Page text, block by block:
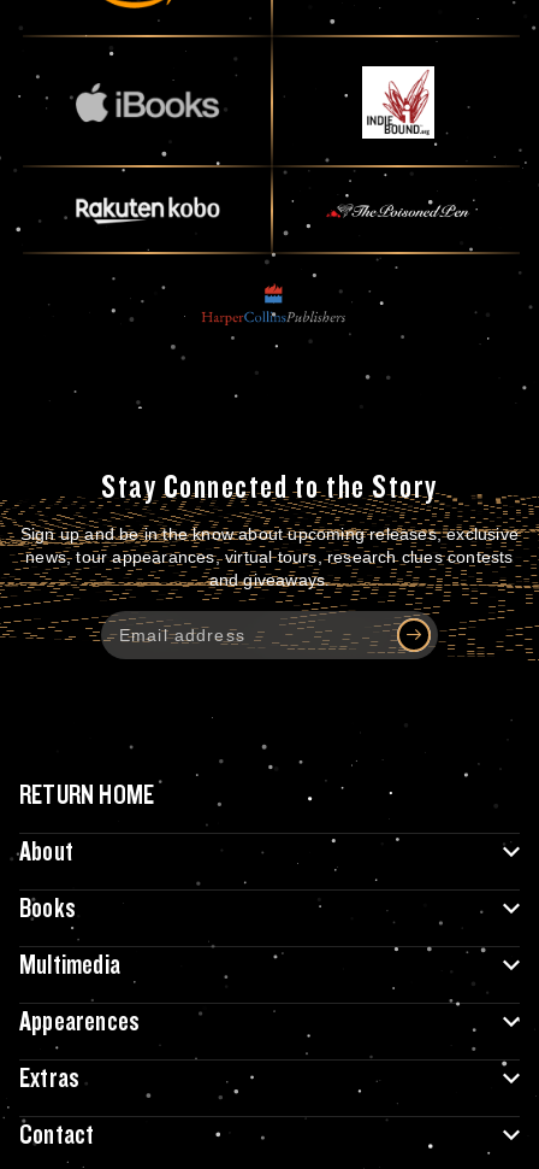
Stay Connected to the Story
Sign up and be in the know about upcoming releases, exclusive
news, tour appearances, virtual tours, research clues contests
and giveaways.
RETURN HOME
About
Books
Multimedia
Appearences
Extras
Contact